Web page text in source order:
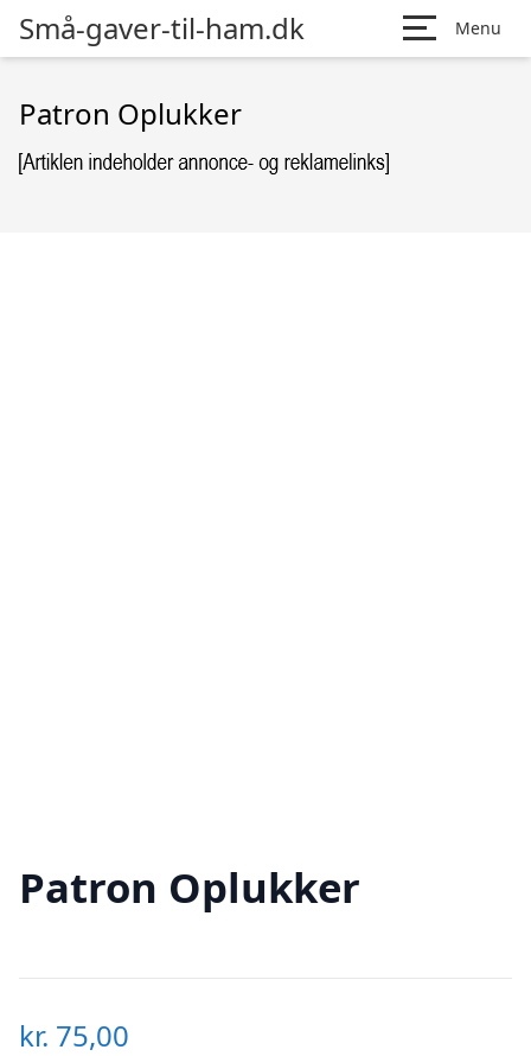
Små-gaver-til-ham.dk Menu
Patron Oplukker
Patron Oplukker
kr. 75,00